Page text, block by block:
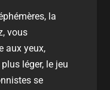
la
vous
aux yeux,
léger, le jeu
se